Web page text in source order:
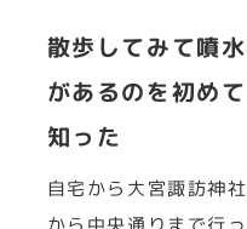
散歩してみて噴水
があるのを初めて
知った
自宅から大宮諏訪神社